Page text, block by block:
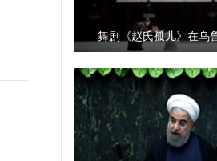
舞剧《赵氏孤儿》在乌